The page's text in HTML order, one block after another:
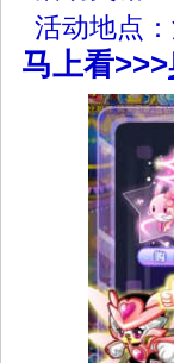
活动地点
马上看>>>